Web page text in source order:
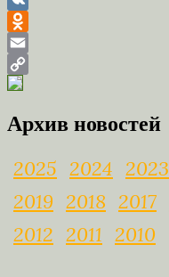
VK
Odnoklassniki
Email
Copy
Архив новостей
2025 2024 2023
2019 2018 2017
2012 2011 2010